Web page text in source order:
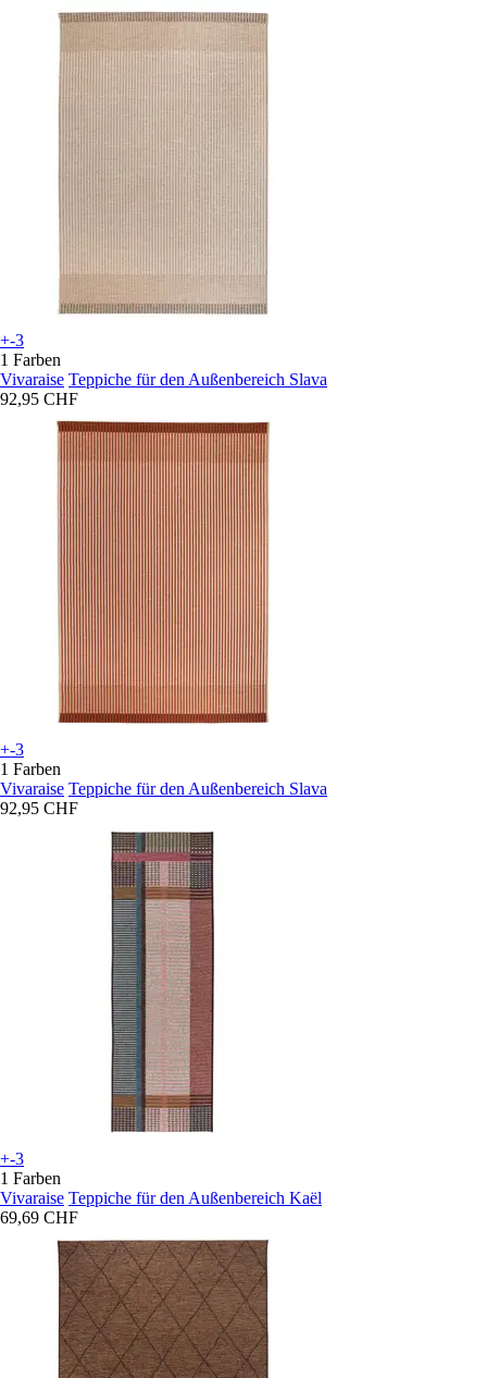
+-3
1 Farben
Vivaraise Teppiche für den Außenbereich Slava
92,95 CHF
+-3
1 Farben
Vivaraise Teppiche für den Außenbereich Slava
92,95 CHF
+-3
1 Farben
Vivaraise Teppiche für den Außenbereich Kaël
69,69 CHF